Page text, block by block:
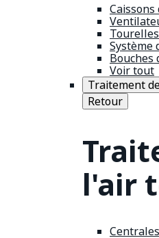
Système
Voir tout
Traitement
Retour
l'air